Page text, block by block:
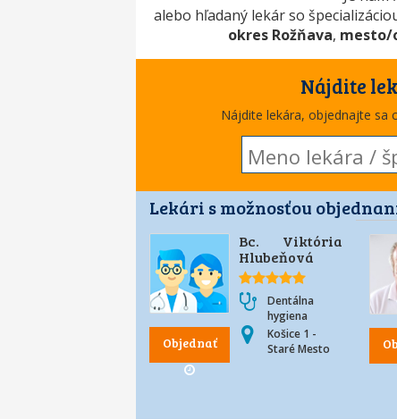
alebo hľadaný lekár so
okres Rožňava, mesto/
Nájdite
Nájdite lekára, objednajte sa
Lekári s možnosťou
Objednať
Bc. Viktória
Hlubeňová
Dentálna
hygiena
Košice 1 -
Staré Mesto